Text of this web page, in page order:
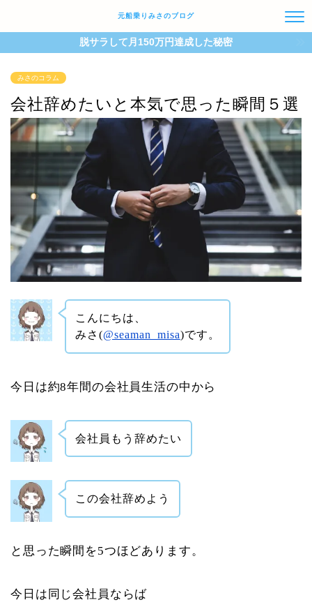
元船乗りみさのブログ
脱サラして月150万円達成した秘密
みさのコラム
会社辞めたいと本気で思った瞬間５選
こんにちは、
みさ(@seaman_misa)です。
今日は約8年間の会社員生活の中から
会社員もう辞めたい
この会社辞めよう
と思った瞬間を5つほどあります。
今日は同じ会社員ならば